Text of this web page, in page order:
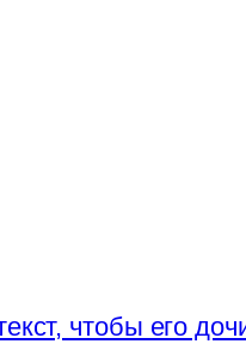
чтобы его